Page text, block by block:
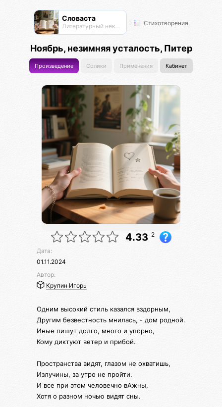
Словаста
Литературный нексус Стихотворения
Ноябрь, незимняя усталость, Питер
Произведение Солики Применения Кабинет
4.33 2
Дата:
01.11.2024
Автор:
Крупин Игорь
Одним высокий стиль казался вздорным,
Другим безвестность мнилась, - дом родной.
Иные пишут долго, много и упорно,
Кому диктуют ветер и прибой.
Пространства видят, глазом не охватишь,
Излучины, за утро не пройти.
И все при этом человечно вАжны,
Хотя о разном ночью видят сны.